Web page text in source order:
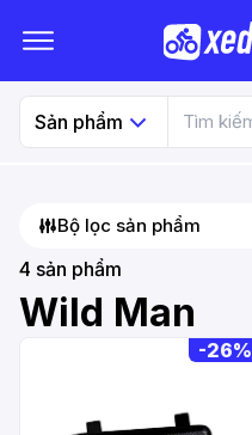
Sản phẩm
Bộ lọc sản phẩm
4 sản phẩm
Wild Man
-26%